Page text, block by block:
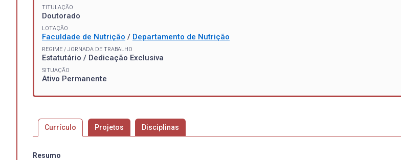
TITULAÇÃO
Doutorado
LOTAÇÃO
Faculdade de Nutrição / Departamento de Nutrição
REGIME / JORNADA DE TRABALHO
Estatutário / Dedicação Exclusiva
SITUAÇÃO
Ativo Permanente
Currículo Projetos Disciplinas
Resumo